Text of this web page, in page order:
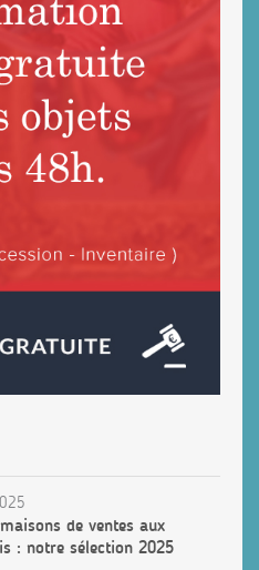
de ventes aux
: notre sélection 2025